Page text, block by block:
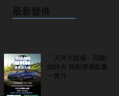
最新發佈
...............................................................
「天河大賭場」四載輝
煌時光 精彩禮遇歡慶
一整月